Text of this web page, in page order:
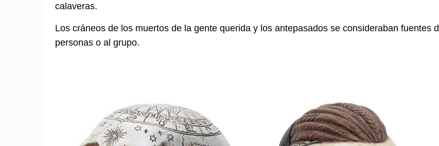
calaveras.
Los cráneos de los muertos de la gente querida y los antepasados se consideraban fuentes
personas o al grupo.